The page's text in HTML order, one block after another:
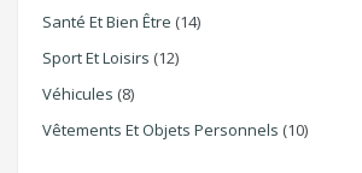
Santé Et Bien Être (14)
Sport Et Loisirs (12)
Véhicules (8)
Vêtements Et Objets Personnels (10)